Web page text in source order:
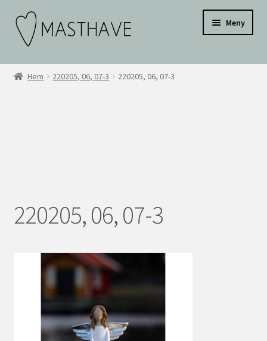
Hoppa
till
navigering
Hoppa
till
innehåll
Meny
WEBBUTIK
ÅF KONTO
Testar
Hem 220205, 06, 07-3 220205, 06, 07-3
220205, 06, 07-3